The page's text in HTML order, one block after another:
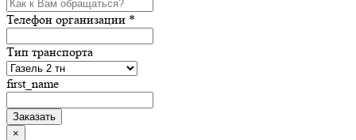
Телефон организации *
Тип транспорта
first_name
×